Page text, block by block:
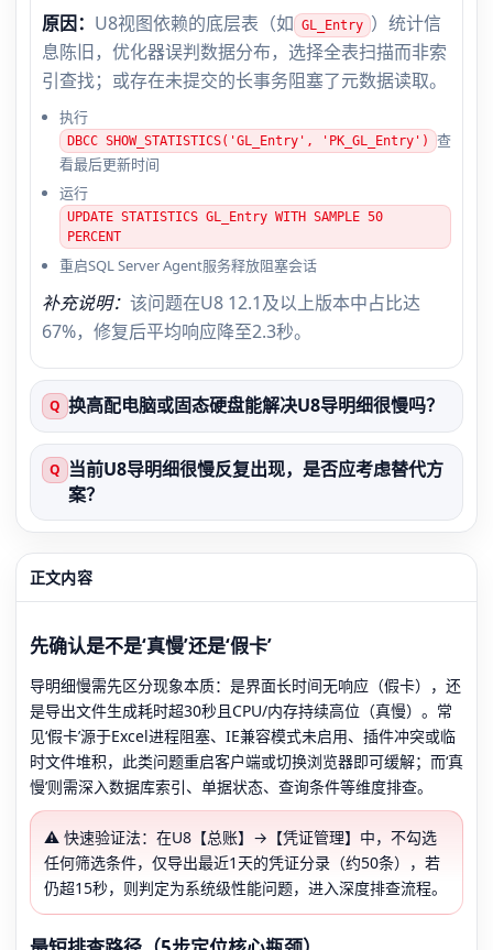
原因： U8视图依赖的底层表（如 GL_Entry ）统计信
息陈旧，优化器误判数据分布，选择全表扫描而非索
引查找；或存在未提交的长事务阻塞了元数据读取。
执行
DBCC SHOW_STATISTICS('GL_Entry', 'PK_GL_Entry')
查
看最后更新时间
运行
UPDATE STATISTICS GL_Entry WITH SAMPLE 50
PERCENT
重启SQL Server Agent服务释放阻塞会话
补充说明： 该问题在U8 12.1及以上版本中占比达
67%，修复后平均响应降至2.3秒。
Q 换高配电脑或固态硬盘能解决U8导明细很慢吗？
Q 当前U8导明细很慢反复出现，是否应考虑替代方
案？
正文内容
先确认是不是‘真慢’还是‘假卡’
导明细慢需先区分现象本质：是界面长时间无响应（假卡），还
是导出文件生成耗时超30秒且CPU/内存持续高位（真慢）。常
见‘假卡’源于Excel进程阻塞、IE兼容模式未启用、插件冲突或临
时文件堆积，此类问题重启客户端或切换浏览器即可缓解；而‘真
慢’则需深入数据库索引、单据状态、查询条件等维度排查。
⚠️ 快速验证法：在U8【总账】→【凭证管理】中，不勾选
任何筛选条件，仅导出最近1天的凭证分录（约50条），若
仍超15秒，则判定为系统级性能问题，进入深度排查流程。